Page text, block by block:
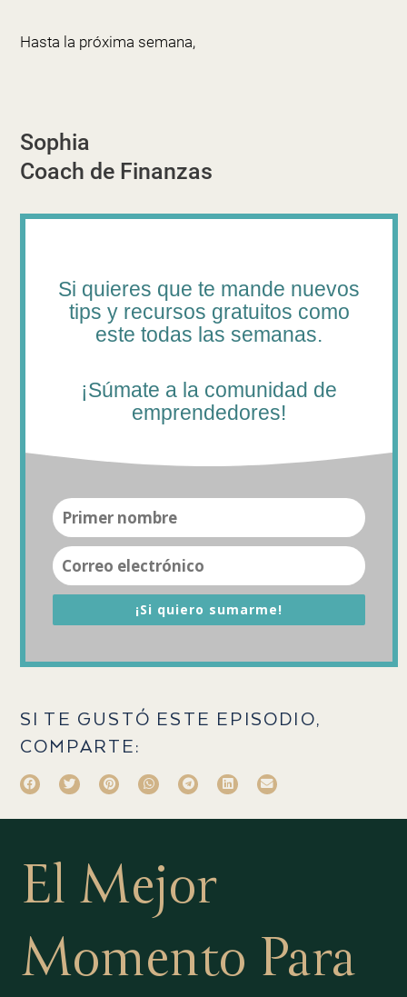
Hasta la próxima semana,
Sophia
Coach de Finanzas
Si quieres que te mande nuevos
tips y recursos gratuitos como
este todas las semanas.
¡Súmate a la comunidad de
emprendedores!
¡Si quiero sumarme!
SI TE GUSTÓ ESTE EPISODIO,
COMPARTE:
El Mejor
Momento Para